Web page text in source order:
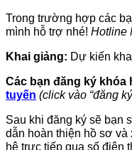
Trong trường hợp các
mình hỗ trợ nhé! Hotline
Khai giảng: Dự kiến
Các bạn đăng ký khóa
tuyến (click vào “đăng
Sau khi đăng ký sẽ bạn
dẫn hoàn thiện hồ sơ và
hệ trực tiếp qua số điện